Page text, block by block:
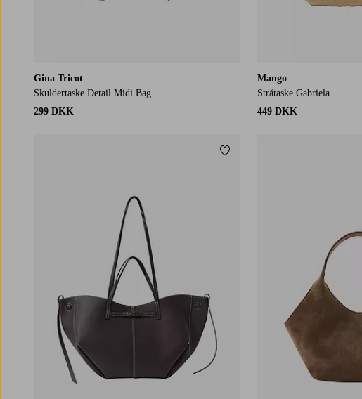
Gina Tricot
Skuldertaske Detail Midi Bag
299 DKK
Mango
Stråtaske Gabriela
449 DKK
Tilføj til favoritter